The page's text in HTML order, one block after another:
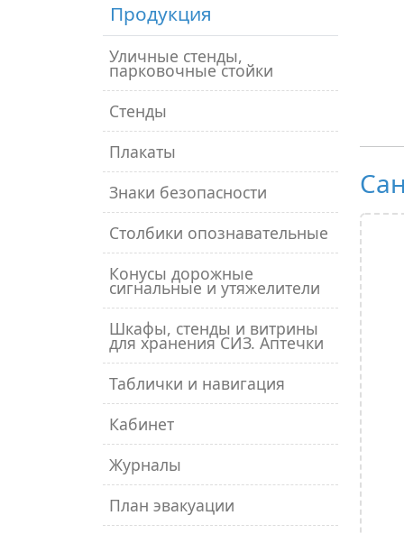
Продукция
Уличные стенды,
парковочные стойки
Стенды
Плакаты
Знаки безопасности
Столбики опознавательные
Конусы дорожные
сигнальные и утяжелители
Шкафы, стенды и витрины
для хранения СИЗ. Аптечки
Таблички и навигация
Кабинет
Журналы
План эвакуации